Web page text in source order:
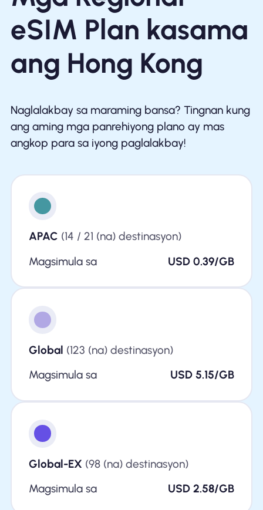
eSIM Plan kasama
ang Hong Kong
Naglalakbay sa maraming bansa? Tingnan kung
ang aming mga panrehiyong plano ay mas
angkop para sa iyong paglalakbay!
APAC (14 / 21 (na) destinasyon)
Magsimula sa
USD 0.39/GB
Global (123 (na) destinasyon)
Magsimula sa
USD 5.15/GB
Global-EX (98 (na) destinasyon)
Magsimula sa
USD 2.58/GB